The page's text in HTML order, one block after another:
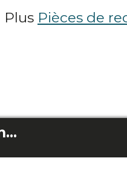
Plus Pièces de
Suspension du garde-boue arrière Bongo D40 XL connectée